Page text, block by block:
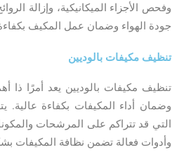
وفحص الأجزاء الميكانيكية، وإزالة
جودة الهواء وضمان عمل المكيف
تنظيف مكيفات بالوديين
تنظيف مكيفات بالوديين يعد أمرًا ذا
وضمان أداء المكيفات بكفاءة عالية.
التي قد تتراكم على المرشحات
وأدوات فعالة تضمن نظافة المكيفات